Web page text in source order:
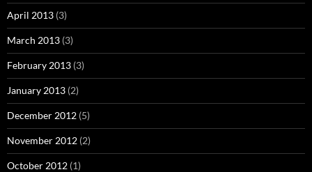
April 2013 (3)
March 2013 (3)
February 2013 (3)
January 2013 (2)
December 2012 (5)
November 2012 (2)
October 2012 (1)